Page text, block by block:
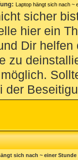
: Laptop hängt sich nach ~
sicher
hier ein
Dir
zu
der
sich nach ~ einer